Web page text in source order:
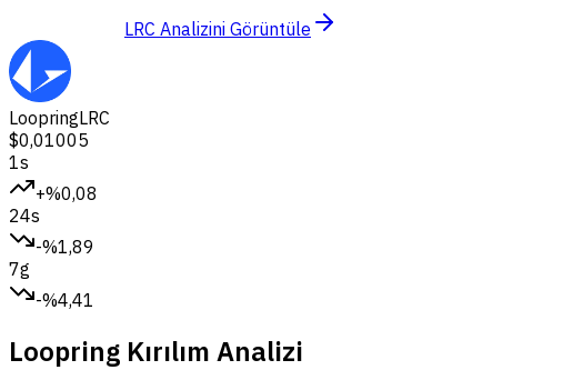
LRC Analizini Görüntüle
LoopringLRC
$0,01005
1s
+%0,08
24s
-%1,89
7g
-%4,41
Loopring Kırılım Analizi